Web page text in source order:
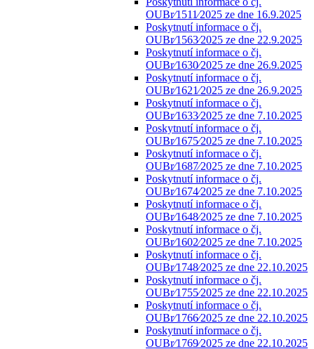
OUBr⁄1511⁄2025 ze dne 16.9.2025
Poskytnutí informace o čj.
OUBr⁄1563⁄2025 ze dne 22.9.2025
Poskytnutí informace o čj.
OUBr⁄1630⁄2025 ze dne 26.9.2025
Poskytnutí informace o čj.
OUBr⁄1621⁄2025 ze dne 26.9.2025
Poskytnutí informace o čj.
OUBr⁄1633⁄2025 ze dne 7.10.2025
Poskytnutí informace o čj.
OUBr⁄1675⁄2025 ze dne 7.10.2025
Poskytnutí informace o čj.
OUBr⁄1687⁄2025 ze dne 7.10.2025
Poskytnutí informace o čj.
OUBr⁄1674⁄2025 ze dne 7.10.2025
Poskytnutí informace o čj.
OUBr⁄1648⁄2025 ze dne 7.10.2025
Poskytnutí informace o čj.
OUBr⁄1602⁄2025 ze dne 7.10.2025
Poskytnutí informace o čj.
OUBr⁄1748⁄2025 ze dne 22.10.2025
Poskytnutí informace o čj.
OUBr⁄1755⁄2025 ze dne 22.10.2025
Poskytnutí informace o čj.
OUBr⁄1766⁄2025 ze dne 22.10.2025
Poskytnutí informace o čj.
OUBr⁄1769⁄2025 ze dne 22.10.2025